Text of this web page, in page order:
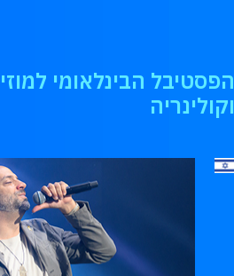
הפסטיבל הבינלאומי
וקולינריה